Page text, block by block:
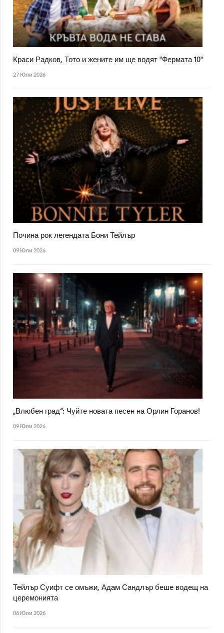
Краси Радков, Тото и жените им ще водят "Фермата 10"
27 Юли 2026
Почина рок легендата Бони Тейлър
09 Юли 2026
„Влюбен град“: Чуйте новата песен на Орлин Горанов!
09 Юли 2026
Тейлър Суифт се омъжи, Адам Сандлър беше водещ на
церемонията
06 Юли 2026